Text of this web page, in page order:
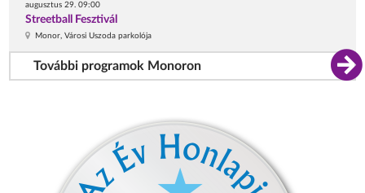
augusztus 29. 09:00
Streetball Fesztivál
Monor, Városi Uszoda parkolója
További programok Monoron